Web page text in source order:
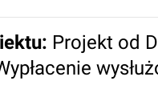
: Projekt od